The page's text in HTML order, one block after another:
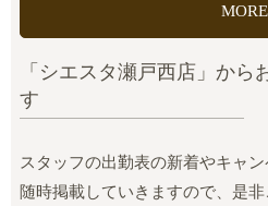
MORE
「シエスタ瀬戸西店」から
す
スタッフの出勤表の新着やキャ
随時掲載していきますので、是